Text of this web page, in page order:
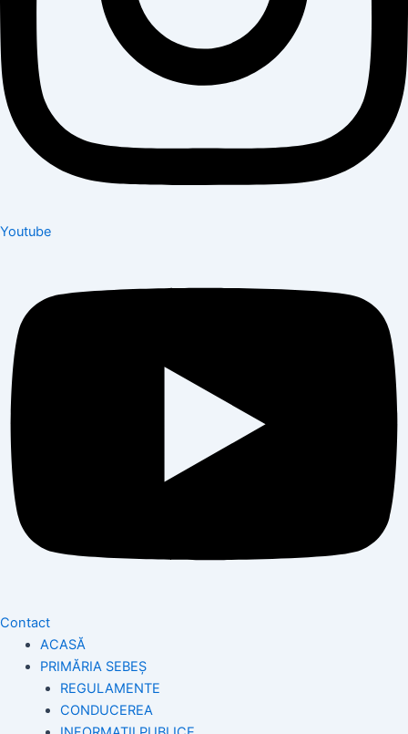
Youtube
Contact
ACASĂ
PRIMĂRIA SEBEȘ
REGULAMENTE
CONDUCEREA